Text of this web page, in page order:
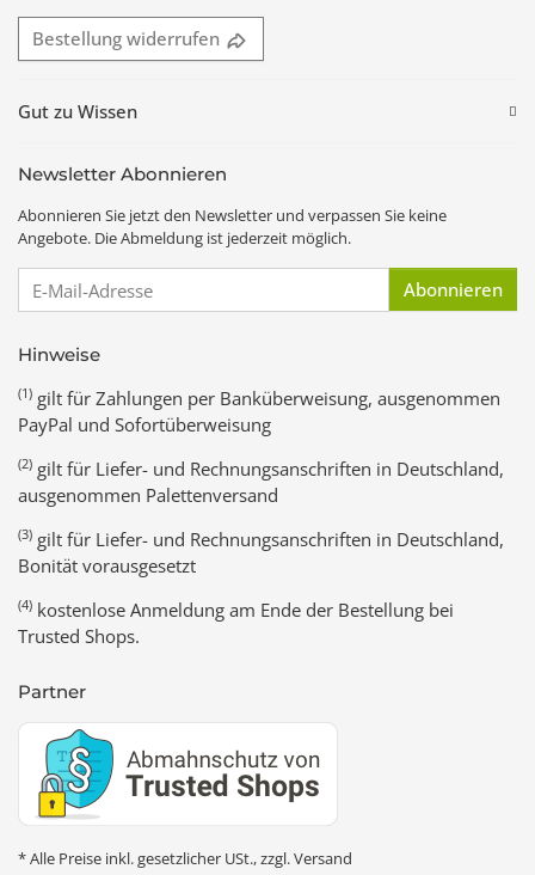
Bestellung widerrufen
Gut zu Wissen
Newsletter Abonnieren
Abonnieren Sie jetzt den Newsletter und verpassen Sie keine
Angebote. Die Abmeldung ist jederzeit möglich.
E-Mail-Adresse Abonnieren
Hinweise
(1) gilt für Zahlungen per Banküberweisung, ausgenommen
PayPal und Sofortüberweisung
(2) gilt für Liefer- und Rechnungsanschriften in Deutschland,
ausgenommen Palettenversand
(3) gilt für Liefer- und Rechnungsanschriften in Deutschland,
Bonität vorausgesetzt
(4) kostenlose Anmeldung am Ende der Bestellung bei
Trusted Shops.
Partner
* Alle Preise inkl. gesetzlicher USt., zzgl.Versand